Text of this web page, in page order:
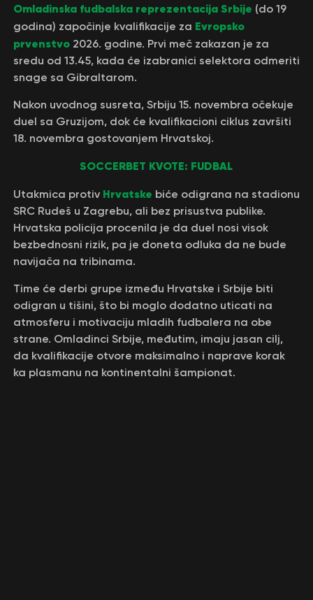
Omladinska fudbalska reprezentacija Srbije (do 19
godina) započinje kvalifikacije za Evropsko
prvenstvo2026. godine. Prvi meč zakazan je za
sredu od 13.45, kada će izabranici selektora odmeriti
snage sa Gibraltarom.
Nakon uvodnog susreta, Srbiju 15. novembra očekuje
duel sa Gruzijom, dok će kvalifikacioni ciklus završiti
18. novembra gostovanjem Hrvatskoj.
SOCCERBET KVOTE: FUDBAL
Utakmica protiv Hrvatske biće odigrana na stadionu
SRC Rudeš u Zagrebu, ali bez prisustva publike.
Hrvatska policija procenila je da duel nosi visok
bezbednosni rizik, pa je doneta odluka da ne bude
navijača na tribinama.
Time će derbi grupe između Hrvatske i Srbije biti
odigran u tišini, što bi moglo dodatno uticati na
atmosferu i motivaciju mladih fudbalera na obe
strane. Omladinci Srbije, međutim, imaju jasan cilj,
da kvalifikacije otvore maksimalno i naprave korak
ka plasmanu na kontinentalni šampionat.